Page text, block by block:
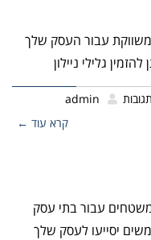
עבור העסק שלך
גלילי ניילון
admin
קרא עוד ←
עבור בתי עסק
יסייעו לעסק שלך